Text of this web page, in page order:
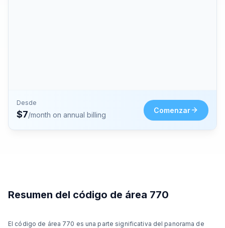
Desde
$7/month on annual billing
Comenzar
Resumen del código de área 770
El código de área 770 es una parte significativa del panorama de